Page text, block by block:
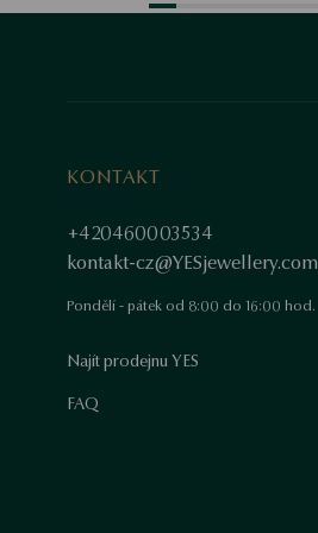
KONTAKT
+420460003534
kontakt-cz@YESjewellery.com
Pondělí - pátek od 8:00 do 16:00 hod.
Najít prodejnu YES
FAQ